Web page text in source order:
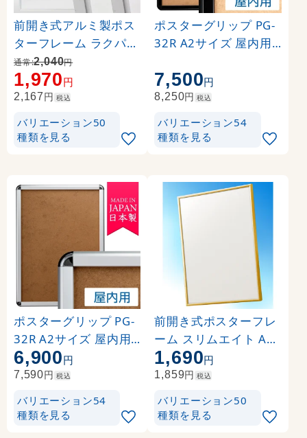
前開き式アルミ製ポス
ターフレーム ラクパネ
A2 シルバー
通常:2,040円
1,970円
2,167円 税込
バリエーション50
種類を見る
ポスターグリップ PG-
32R A2サイズ 屋内用
7,500円
8,250円 税込
バリエーション54
種類を見る
ポスターグリップ PG-
32R A2サイズ 屋内用
角丸 シルバー
6,900円
7,590円 税込
バリエーション54
種類を見る
前開き式ポスターフレ
ーム スリムエイト A2
ゴールド
1,690円
1,859円 税込
バリエーション50
種類を見る